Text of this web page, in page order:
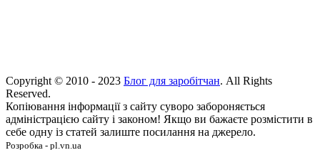
Copyright © 2010 - 2023 Блог для заробітчан. All Rights
Reserved.
Копіювання інформації з сайту суворо забороняється
адміністрацією сайту і законом! Якщо ви бажаєте розмістити в
себе одну із статей залиште посилання на джерело.
Розробка - pl.vn.ua